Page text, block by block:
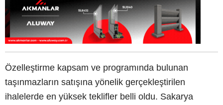
Özelleştirme kapsam ve programında bulunan
taşınmazların satışına yönelik gerçekleştirilen
ihalelerde en yüksek teklifler belli oldu. Sakarya